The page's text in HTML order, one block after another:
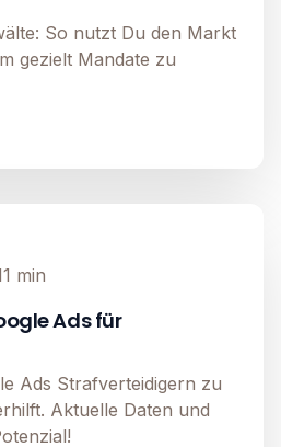
So nutzt Du den Markt
gezielt Mandate zu
min
Ads für
Ads Strafverteidigern zu
Aktuelle Daten und